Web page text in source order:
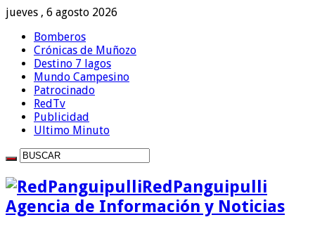
jueves , 6 agosto 2026
Bomberos
Crónicas de Muñozo
Destino 7 lagos
Mundo Campesino
Patrocinado
RedTv
Publicidad
Ultimo Minuto
RedPanguipulli
Agencia de Información y Noticias